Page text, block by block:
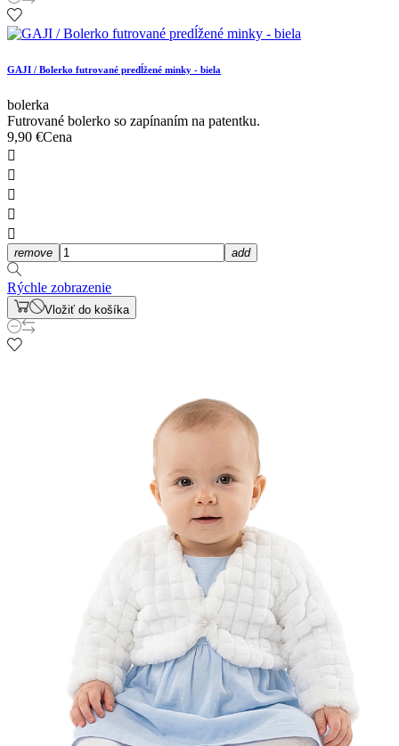
GAJI / Bolerko futrované predĺžené minky - biela
bolerka
Futrované bolerko so zapínaním na patentku.
9,90 €Cena





remove add
Rýchle zobrazenie
Vložiť do košíka